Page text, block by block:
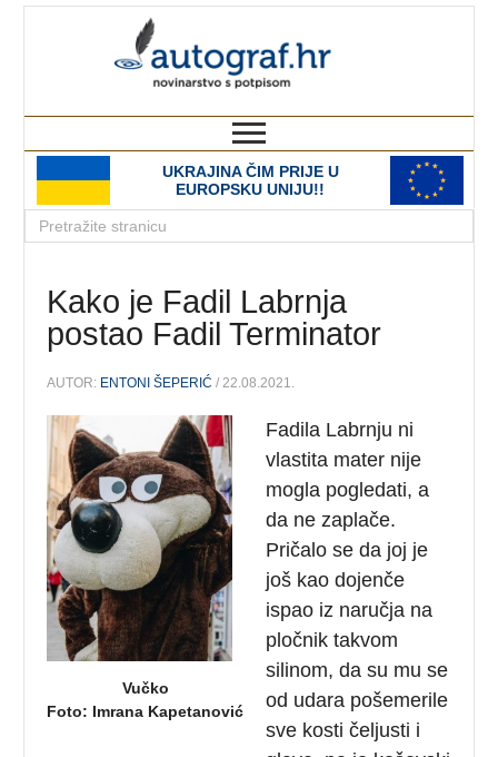
UKRAJINA ČIM PRIJE U
EUROPSKU UNIJU!!
Kako je Fadil Labrnja
postao Fadil Terminator
AUTOR: ENTONI ŠEPERIĆ / 22.08.2021.
Vučko
Foto: Imrana Kapetanović
Fadila Labrnju ni
vlastita mater nije
mogla pogledati, a
da ne zaplače.
Pričalo se da joj je
još kao dojenče
ispao iz naručja na
pločnik takvom
silinom, da su mu se
od udara pošemerile
sve kosti čeljusti i